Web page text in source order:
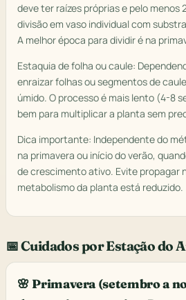
deve ter raízes próprias e pelo menos
divisão em vaso individual com
A melhor época para dividir é na
Estaquia de folha ou caule:
enraizar folhas ou segmentos de
úmido. O processo é mais lento (4-8
bem para multiplicar a planta sem
Dica importante: Independente do
na primavera ou início do verão,
de crescimento ativo. Evite propagar
metabolismo da planta está reduzido.
📅 Cuidados por Estação do
🌸 Primavera (setembro a